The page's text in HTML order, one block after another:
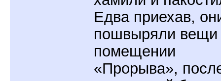
Едва приехав,
пошвыряли вещи
помещении
«Прорыва»,